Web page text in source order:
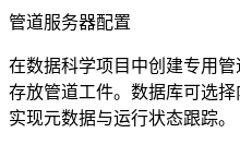
管道服务器配置
在数据科学项目中创建专用
存放管道工件。数据库可选择
实现元数据与运行状态跟踪。